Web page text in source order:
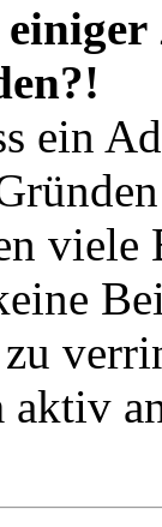
ein
viele
aktiv